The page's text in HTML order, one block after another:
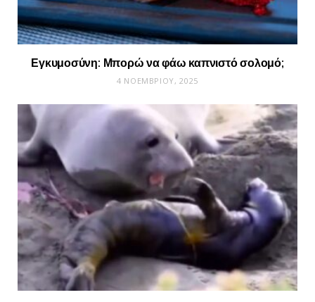
Εγκυμοσύνη: Μπορώ να φάω καπνιστό σολομό;
4 ΝΟΕΜΒΡΊΟΥ, 2025